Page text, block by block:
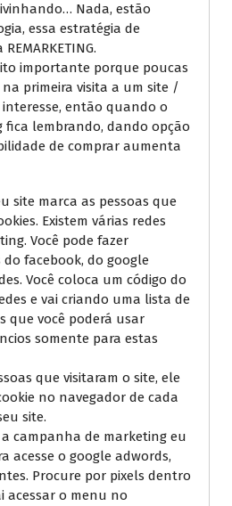
Nada, estão
essa estratégia de
importante porque poucas
primeira visita a um site /
então quando o
fica lembrando, dando opção
de comprar aumenta
site marca as pessoas que
Existem várias redes
Você pode fazer
facebook, do google
Você coloca um código do
e vai criando uma lista de
que você poderá usar
somente para estas
que visitaram o site, ele
no navegador de cada
site.
campanha de marketing eu
acesse o google adwords,
Procure por pixels dentro
acessar o menu no